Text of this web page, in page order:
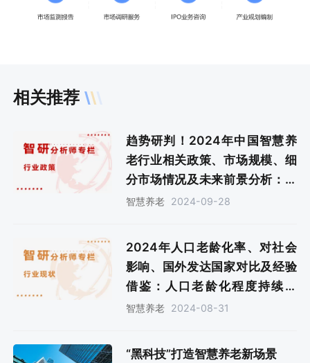
相关推荐
趋势研判！2024年中国智慧养
老行业相关政策、市场规模、细
分市场情况及未来前景分析：大
力发展银发经济，促进智慧养老
智慧养老 2024-09-28
2024年人口老龄化率、对社会
影响、国外发达国家对比及经验
借鉴：人口老龄化程度持续加
深，生育支持体系建设迫在眉睫
智慧养老 2024-08-31
“黑科技”打造智慧养老新场景